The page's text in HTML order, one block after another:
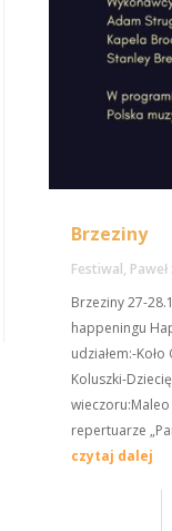
Brzeziny
Festiwal, Paweł
Brzeziny 27-
happeningu
udziałem:-
Koluszki-
wieczoru:Maleo
repertuarze
czytaj dalej